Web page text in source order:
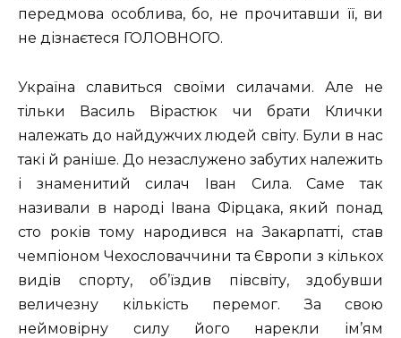
передмова особлива, бо, не прочитавши її, ви
не дізнаєтеся ГОЛОВНОГО.
Україна славиться своїми силачами. Але не
тільки Василь Вірастюк чи брати Клички
належать до найдужчих людей світу. Були в нас
такі й раніше. До незаслужено забутих належить
і знаменитий силач Іван Сила. Саме так
називали в народі Івана Фірцака, який понад
сто років тому народився на Закарпатті, став
чемпіоном Чехословаччини та Європи з кількох
видів спорту, об’їздив півсвіту, здобувши
величезну кількість перемог. За свою
неймовірну силу його нарекли ім’ям